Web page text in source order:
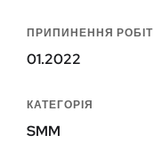
ПРИПИНЕННЯ РОБІТ
01.2022
КАТЕГОРІЯ
SMM